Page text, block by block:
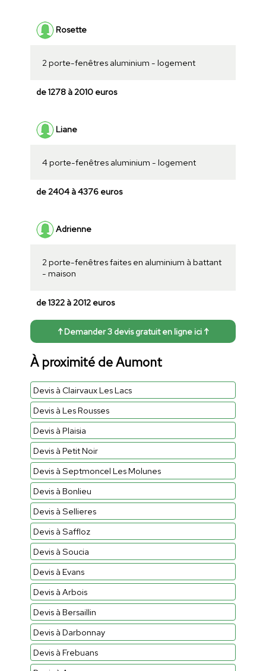
Rosette
2 porte-fenêtres aluminium - logement
de 1278 à 2010 euros
Liane
4 porte-fenêtres aluminium - logement
de 2404 à 4376 euros
Adrienne
2 porte-fenêtres faites en aluminium à battant
- maison
de 1322 à 2012 euros
↑ Demander 3 devis gratuit en ligne ici ↑
À proximité de Aumont
Devis à Clairvaux Les Lacs
Devis à Les Rousses
Devis à Plaisia
Devis à Petit Noir
Devis à Septmoncel Les Molunes
Devis à Bonlieu
Devis à Sellieres
Devis à Saffloz
Devis à Soucia
Devis à Evans
Devis à Arbois
Devis à Bersaillin
Devis à Darbonnay
Devis à Frebuans